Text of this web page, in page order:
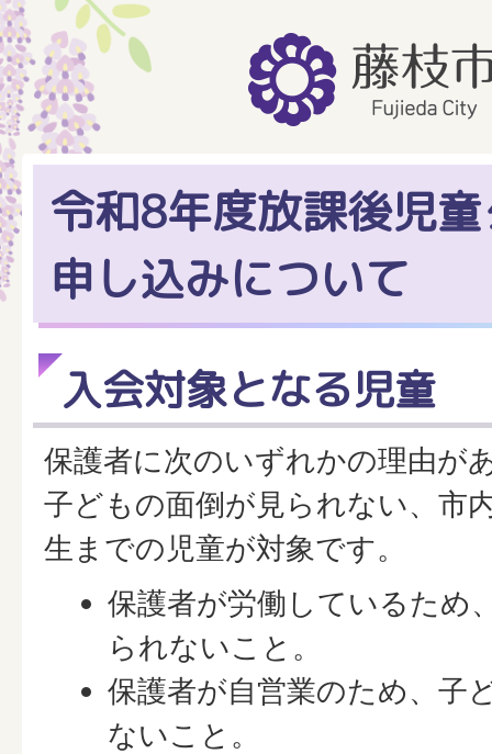
令和8年度放課後児
申し込みについて
入会対象となる児童
保護者に次のいずれかの理由が
子どもの面倒が見られない、市
生までの児童が対象です。
保護者が労働しているため
られないこと。
保護者が自営業のため、子
ないこと。